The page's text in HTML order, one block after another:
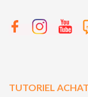
TUTORIEL